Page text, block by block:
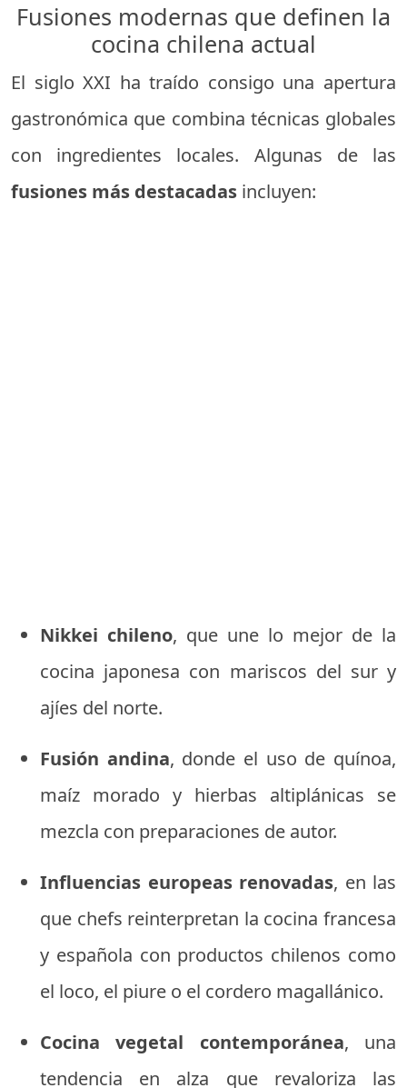
Fusiones modernas que definen la
cocina chilena actual
El siglo XXI ha traído consigo una apertura
gastronómica que combina técnicas globales
con ingredientes locales. Algunas de las
fusiones más destacadas incluyen:
Nikkei chileno, que une lo mejor de la
cocina japonesa con mariscos del sur y
ajíes del norte.
Fusión andina, donde el uso de quínoa,
maíz morado y hierbas altiplánicas se
mezcla con preparaciones de autor.
Influencias europeas renovadas, en las
que chefs reinterpretan la cocina francesa
y española con productos chilenos como
el loco, el piure o el cordero magallánico.
Cocina vegetal contemporánea, una
tendencia en alza que revaloriza las